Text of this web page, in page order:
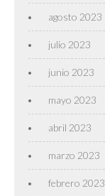
agosto 2023
julio 2023
junio 2023
mayo 2023
abril 2023
marzo 2023
febrero 2023